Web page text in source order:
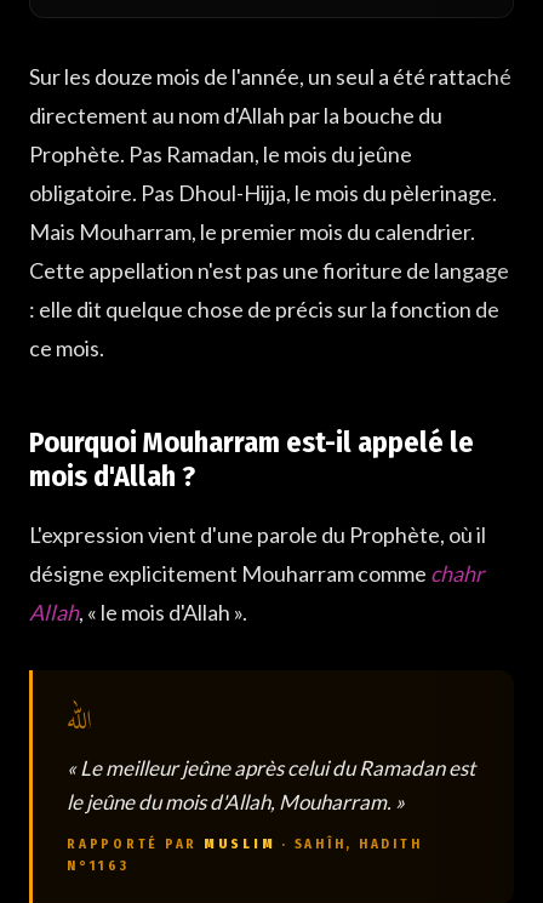
Qu'est-ce que cela signifie d'attribuer un mois à Allah ?
Que dit le nom d'Allah sur ce que ce mois doit réveiller
Sur les douze mois de l'année, un seul a été rattaché
directement au nom d'Allah par la bouche du
Prophète. Pas Ramadan, le mois du jeûne
obligatoire. Pas Dhoul-Hijja, le mois du pèlerinage.
Mais Mouharram, le premier mois du calendrier.
Cette appellation n'est pas une fioriture de langage
: elle dit quelque chose de précis sur la fonction de
ce mois.
Pourquoi Mouharram est-il appelé le
mois d'Allah ?
L'expression vient d'une parole du Prophète, où il
désigne explicitement Mouharram comme chahr
Allah, « le mois d'Allah ».
« Le meilleur jeûne après celui du Ramadan est
le jeûne du mois d'Allah, Mouharram. »
RAPPORTÉ PAR MUSLIM
· SAHÎH, HADITH
N°1163